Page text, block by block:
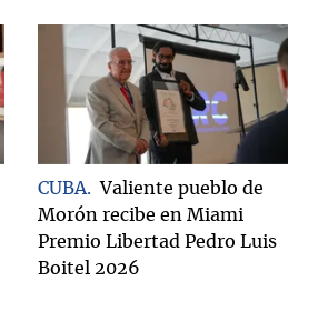
CUBA
Valiente pueblo de
Morón recibe en Miami
Premio Libertad Pedro Luis
Boitel 2026